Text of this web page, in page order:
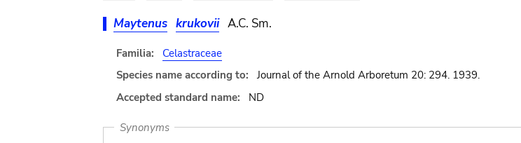
Maytenus krukovii A.C. Sm.
Familia:
Celastraceae
Species name according to:
Journal of the Arnold Arboretum 20: 294. 1939.
Accepted standard name:
ND
Synonyms